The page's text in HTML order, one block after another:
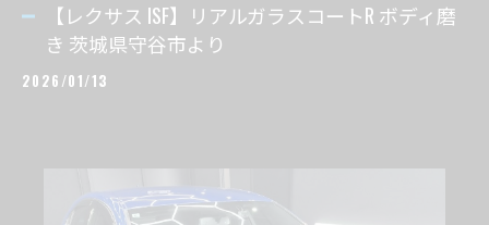
【レクサス ISF】リアルガラスコートR ボディ磨
き 茨城県守谷市より
2026/01/13